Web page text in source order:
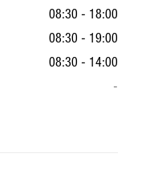
08:30 - 18:00
08:30 - 19:00
08:30 - 14:00
-